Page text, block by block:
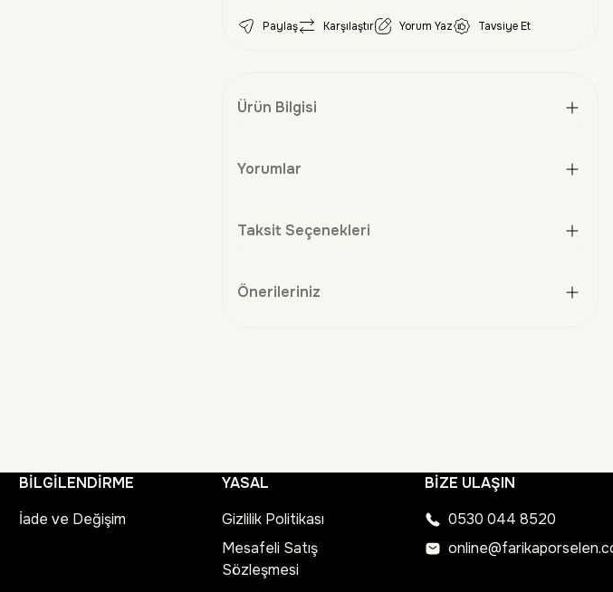
Paylaş Karşılaştır Yorum Yaz Tavsiye Et
Ürün Bilgisi
Yorumlar
Taksit Seçenekleri
Önerileriniz
BİLGİLENDİRME
İade ve Değişim
YASAL
Gizlilik Politikası
Mesafeli Satış
Sözleşmesi
BİZE ULAŞIN
0530 044 8520